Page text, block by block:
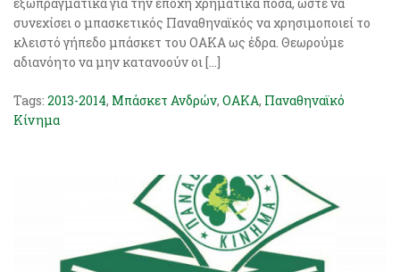
συνεχίσει ο μπασκετικός Παναθηναϊκός να χρησιμοποιεί το
κλειστό γήπεδο μπάσκετ του ΟΑΚΑ ως έδρα. Θεωρούμε
αδιανόητο να μην κατανοούν οι […]
Tags: 2013-2014, Μπάσκετ Ανδρών, ΟΑΚΑ, Παναθηναϊκό
Κίνημα